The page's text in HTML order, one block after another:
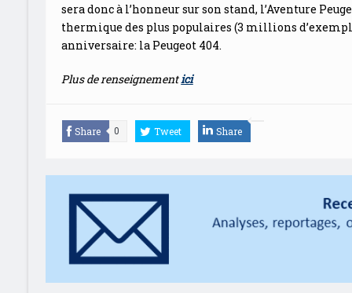
sera donc à l’honneur sur son stand, l’Aventure
thermique des plus populaires (3 millions
anniversaire: la Peugeot 404.
Plus de renseignementici
Share 0 Tweet Share